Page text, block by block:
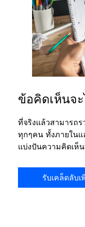
ข้อคิดเห็นจ
ที่จริงแล้วสามารถร
ทุกๆคน ทั้งภายในแ
แบ่งปันความคิดเห็น
รับเคล็ดลับเ